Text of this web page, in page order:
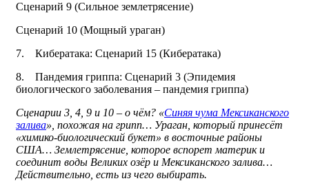
Сценарий 9 (Сильное землетрясение)
Сценарий 10 (Мощный ураган)
7. Кибератака: Сценарий 15 (Кибератака)
8. Пандемия гриппа: Сценарий 3 (Эпидемия
биологического заболевания – пандемия гриппа)
Сценарии 3, 4, 9 и 10 – о чём? «Синяя чума Мексиканского
залива», похожая на грипп… Ураган, который принесёт
«химико-биологический букет» в восточные районы
США… Землетрясение, которое вспорет материк и
соединит воды Великих озёр и Мексиканского залива…
Действительно, есть из чего выбирать.